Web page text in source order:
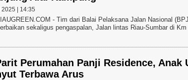
| 14:35
- Tim dari Balai Pelaksana Jalan Nasional
sekaligus pengaspalan, Jalan lintas Riau-Sumbar di
Perumahan Panji Residence, Anak
Terbawa Arus